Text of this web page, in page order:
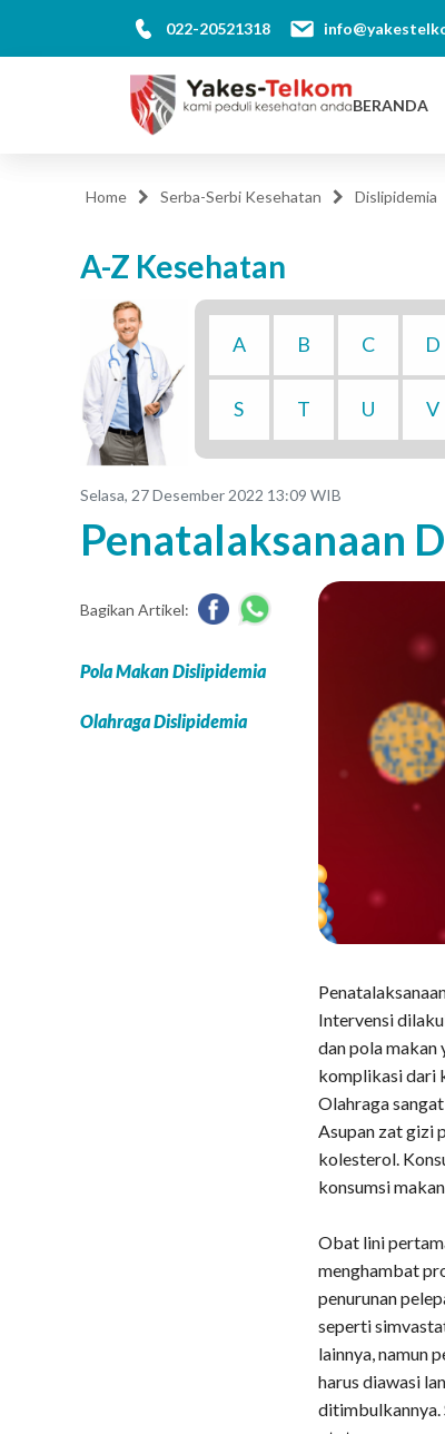
022-20521318
BERANDA
Home Serba-Serbi Kesehatan Dislipidemia
A-Z Kesehatan
A B C D
S T U V
Selasa, 27 Desember 2022 13:09 WIB
Penatalaksanaan
Bagikan Artikel:
Pola Makan Dislipidemia
Olahraga Dislipidemia
Intervensi
dan pola
komplikasi dari
Olahraga
Asupan zat gizi
kolesterol.
konsumsi
Obat lini
menghambat
penurunan
seperti
lainnya, namun
harus diawasi
ditimbulkannya.